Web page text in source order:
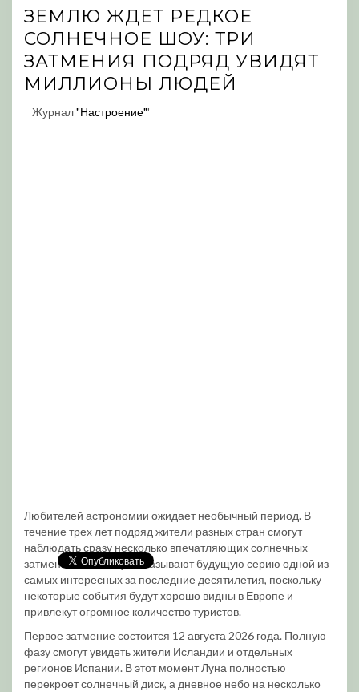
ЗЕМЛЮ ЖДЕТ РЕДКОЕ
СОЛНЕЧНОЕ ШОУ: ТРИ
ЗАТМЕНИЯ ПОДРЯД УВИДЯТ
МИЛЛИОНЫ ЛЮДЕЙ
Журнал"Настроение"'
Любителей астрономии ожидает необычный период. В
течение трех лет подряд жители разных стран смогут
наблюдать сразу несколько впечатляющих солнечных
затмений. Ученые уже называют будущую серию одной из
самых интересных за последние десятилетия, поскольку
некоторые события будут хорошо видны в Европе и
привлекут огромное количество туристов.
Первое затмение состоится 12 августа 2026 года. Полную
фазу смогут увидеть жители Исландии и отдельных
регионов Испании. В этот момент Луна полностью
перекроет солнечный диск, а дневное небо на несколько